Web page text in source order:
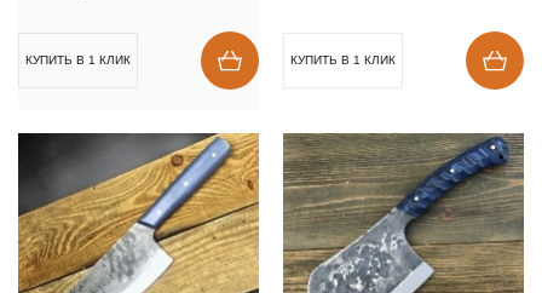
КУПИТЬ В 1 КЛИК КУПИТЬ В 1 КЛИК